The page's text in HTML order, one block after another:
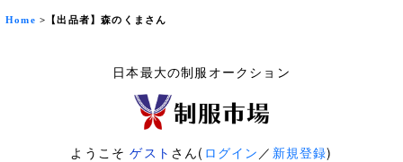
Home >【出品者】森のくまさん
日本最大の制服オークション
ようこそゲスト さん( ログイン ／ 新規登録)